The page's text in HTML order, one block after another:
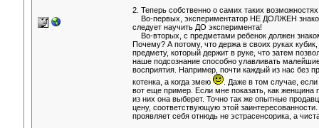
2. Теперь собственно о самих таких
Во-первых, экспериментатор НЕ ДОЛЖЕН
следует научить ДО эксперимента!
Во-вторых, с предметами ребенок должен
Почему? А потому, что держа в своих руках
предмету, который держит в руке, что затем
наше подсознание способно улавливать
восприятия. Например, почти каждый из нас без
котенка, а когда змею
. Даже в том случае,
вот еще пример. Если мне показать, как женщина
из них она выберет. Точно так же опытные
цену, соответствующую этой
проявляет себя отнюдь не эстрасенсорика, а